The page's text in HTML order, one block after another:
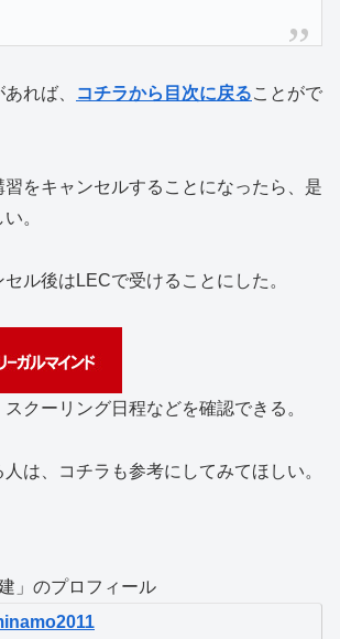
れば、 コチラから目次に戻ることがで
習をキャンセルすることになったら、是
。
ル後はLECで受けることにした。
スクーリング日程などを確認できる。
は、コチラも参考にしてみてほしい。
」のプロフィール